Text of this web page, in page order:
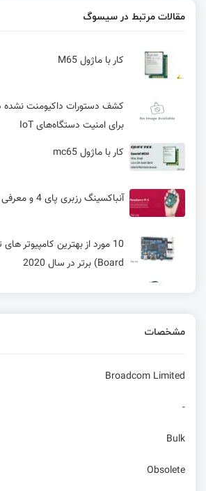
مقالات مرتبط در سیسوگ
کار با ماژول M65
برای امنیت دستگاه‌های IoT
کار با ماژول mc65
آنباکسینگ رزبری پای 4 و معرفی قابلیت ها
Board) برتر در سال 2020
راه‌اندازی پروژه RFID RC522 با آردوینو
مشخصات
Broadcom Limited
-
Bulk
Obsolete